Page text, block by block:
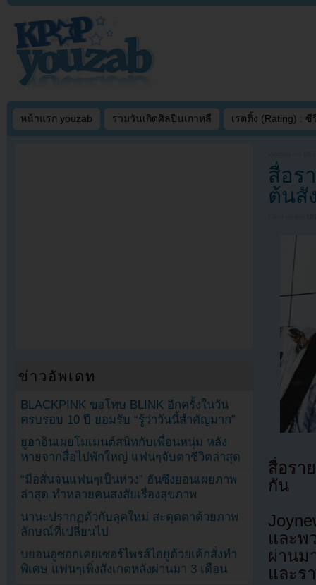
หน้าแรก youzab รวมวันเกิดศิลปินเกาหลี เรตติ้ง (Rating) : ซี
สื่อร
ต้นสั
สื่อรา
กัน
และพ
ผ่านม
และร
ข่าวอัพเดท
BLACKPINK ขอโทษ BLINK อีกครั้งในวัน
ครบรอบ 10 ปี ยอมรับ “รู้ว่าวันนี้สำคัญมาก”
ยูอาอินเผยโมเมนต์สนิทกับเพื่อนหนุ่ม หลัง
หายจากสื่อไปพักใหญ่ แฟนๆจับตาชีวิตล่าสุด
“มือสั่นจนแฟนๆเป็นห่วง” ฮันซึงยอนเผยภาพ
ล่าสุด ทำหลายคนสงสัยเรื่องสุขภาพ
นานะปรากฏตัวกับลุคใหม่ สะดุดตาด้วยภาพ
ลักษณ์ที่เปลี่ยนไป
บยอนอูซอกเคยเซอร์ไพรส์ไอยูด้วยเค้กสั่งทำ
พิเศษ แฟนๆเพิ่งสังเกตหลังผ่านมา 3 เดือน